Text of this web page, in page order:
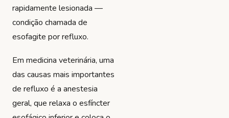
rapidamente lesionada —
condição chamada de
esofagite por refluxo.
Em medicina veterinária, uma
das causas mais importantes
de refluxo é a anestesia
geral, que relaxa o esfíncter